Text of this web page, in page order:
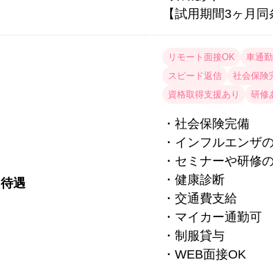
【試用期間3ヶ月同
待遇
リモート面接OK 車通
スピード返信
社会保険
資格取得支援あり
研修
・社会保険完備
・インフルエンザ
・セミナーや研修
・健康診断
・交通費支給
・マイカー通勤可
・制服貸与
・WEB面接OK